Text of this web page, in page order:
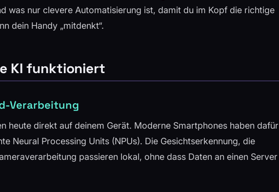
was nur clevere Automatisierung ist, damit du im Kopf die richtige
dein Handy „mitdenkt“.
KI funktioniert
Verarbeitung
heute direkt auf deinem Gerät. Moderne Smartphones haben dafür
Neural Processing Units (NPUs). Die Gesichtserkennung, die
passieren lokal, ohne dass Daten an einen Server